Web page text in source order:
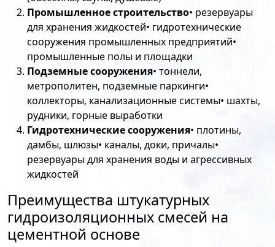
Промышленное строительство• резервуары
для хранения жидкостей• гидротехнические
сооружения промышленных предприятий•
промышленные полы и площадки
Подземные сооружения• тоннели,
метрополитен, подземные паркинги•
коллекторы, канализационные системы• шахты,
рудники, горные выработки
Гидротехнические сооружения• плотины,
дамбы, шлюзы• каналы, доки, причалы•
резервуары для хранения воды и агрессивных
жидкостей
Преимущества штукатурных
гидроизоляционных смесей на
цементной основе